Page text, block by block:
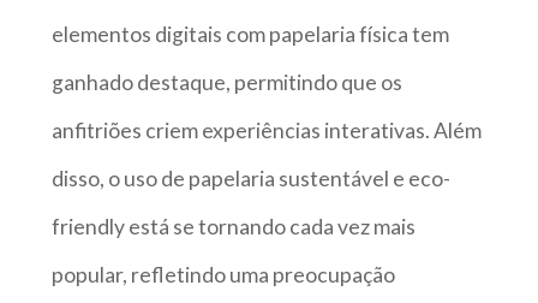
elementos digitais com papelaria física tem
ganhado destaque, permitindo que os
anfitriões criem experiências interativas. Além
disso, o uso de papelaria sustentável e eco-
friendly está se tornando cada vez mais
popular, refletindo uma preocupação